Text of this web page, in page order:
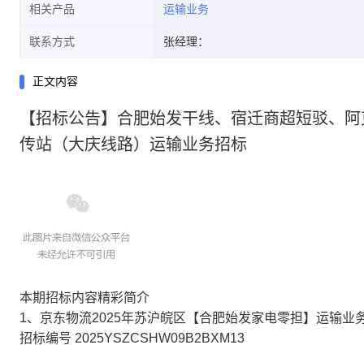
相关产品 运输业务
联系方式 张经理：
正文内容
【招标公告】合肥始发干线、宿迁商超短驳、
传站（大庆线路）运输业务招标
本期招标内容精彩简介
1、京东物流2025年苏沪皖区【合肥始发家电零担】运输业
招标编号 2025YSZCSHW09B2BXM13